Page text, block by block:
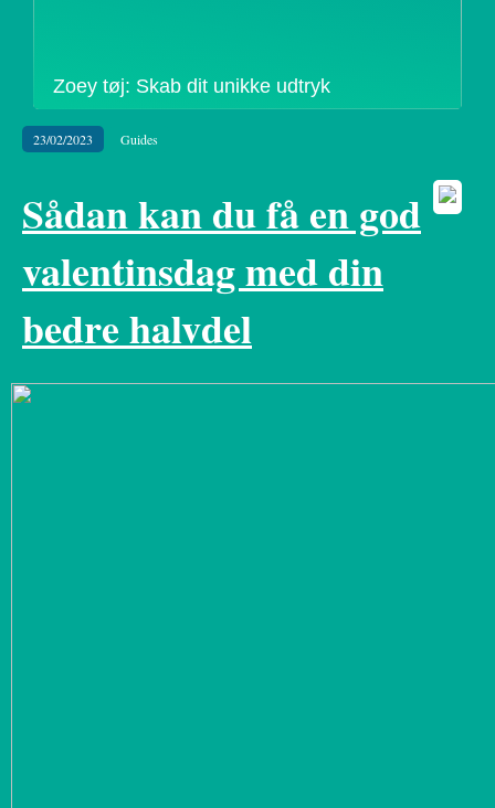
Zoey tøj: Skab dit unikke udtryk
23/02/2023 Guides
Sådan kan du få en god
valentinsdag med din
bedre halvdel